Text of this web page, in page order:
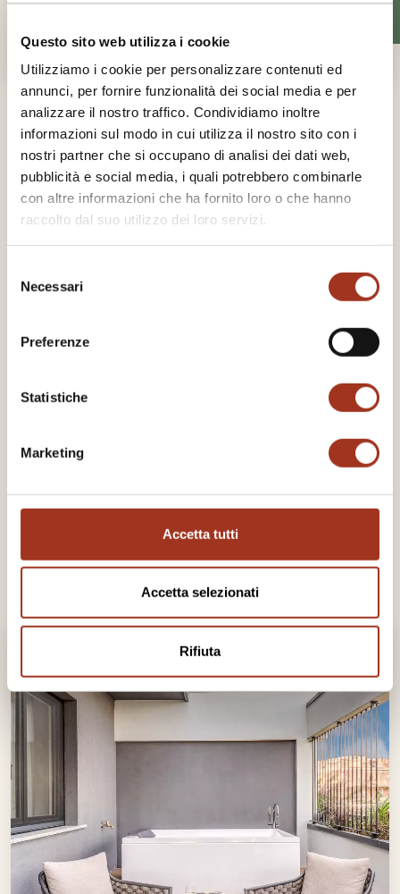
Questo sito web utilizza i cookie
Utilizziamo i cookie per personalizzare contenuti ed
annunci, per fornire funzionalità dei social media e per
analizzare il nostro traffico. Condividiamo inoltre
informazioni sul modo in cui utilizza il nostro sito con i
nostri partner che si occupano di analisi dei dati web,
pubblicità e social media, i quali potrebbero combinarle
con altre informazioni che ha fornito loro o che hanno
raccolto dal suo utilizzo dei loro servizi.
delNecessari
Preferenze
Statistiche
Marketing
Accetta tutti
Accetta selezionati
Rifiuta
CAMERA IN TOP FLOOR
JUNIOR SUITE WITH TERRACE
WILD BALCONY
Camera contemporanea con ampio balcone da vivere con
Balcone privato 16 mq
Queen Size Bed
Minibar
Bollitore
RICHIESTA INFORMAZIONI